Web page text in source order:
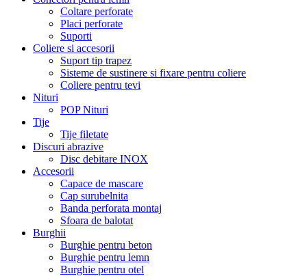
Coltare perforate
Placi perforate
Suporti
Coliere si accesorii
Suport tip trapez
Sisteme de sustinere si fixare pentru coliere
Coliere pentru tevi
Nituri
POP Nituri
Tije
Tije filetate
Discuri abrazive
Disc debitare INOX
Accesorii
Capace de mascare
Cap surubelnita
Banda perforata montaj
Sfoara de balotat
Burghii
Burghie pentru beton
Burghie pentru lemn
Burghie pentru otel